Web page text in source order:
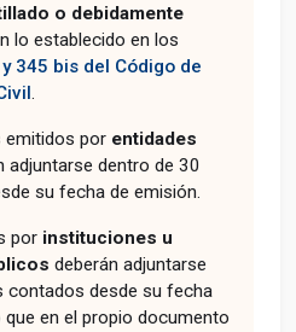
o debidamente
lo establecido en los
345 bis del Código de
.
emitidos por entidades
adjuntarse dentro de 30
su fecha de emisión.
por instituciones u
deberán adjuntarse
contados desde su fecha
que en el propio documento